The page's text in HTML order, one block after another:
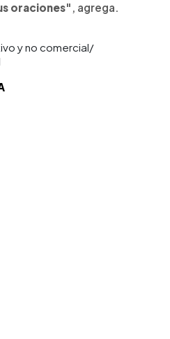
oraciones" , agrega.
y no comercial/